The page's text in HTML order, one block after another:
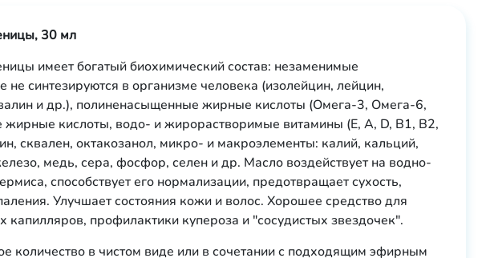
30 мл
имеет богатый биохимический состав: незаменимые
не синтезируются в организме человека (изолейцин, лейцин,
и др.), полиненасыщенные жирные кислоты (Омега-3, Омега-6,
кислоты, водо- и жирорастворимые витамины (Е, А, D, B1, B2,
сквален, октакозанол, микро- и макроэлементы: калий, кальций,
медь, сера, фосфор, селен и др. Масло воздействует на водно-
способствует его нормализации, предотвращает сухость,
Улучшает состояния кожи и волос. Хорошее средство для
профилактики купероза и "сосудистых звездочек".
количество в чистом виде или в сочетании с подходящим эфирным